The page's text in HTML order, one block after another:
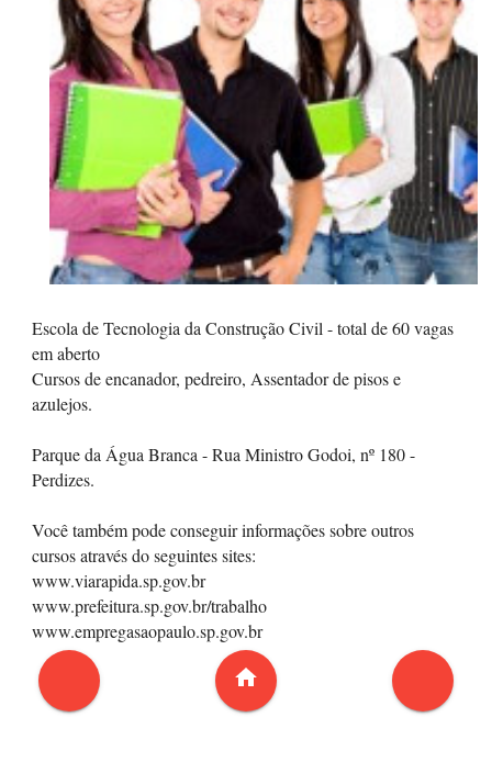
Escola de Tecnologia da Construção Civil - total de 60 vagas
em aberto
Cursos de encanador, pedreiro, Assentador de pisos e
azulejos.
Parque da Água Branca - Rua Ministro Godoi, nº 180 -
Perdizes.
Você também pode conseguir informações sobre outros
cursos através do seguintes sites:
www.viarapida.sp.gov.br
www.prefeitura.sp.gov.br/trabalho
www.empregasaopaulo.sp.gov.br